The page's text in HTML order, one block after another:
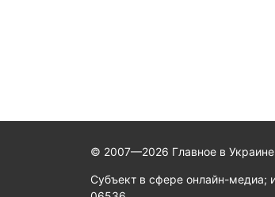
© 2007—2026 Главное в Украине
Субъект в сфере онлайн-медиа;